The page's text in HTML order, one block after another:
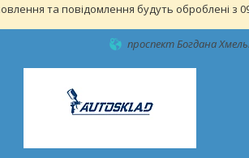
та повідомлення будуть оброблені з
проспект Богдана